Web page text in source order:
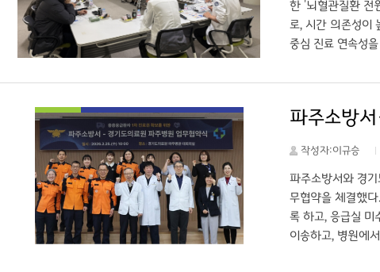
는 데 힘을 모으
한 '뇌혈관질환 전
로, 시간 의존성이
중심 진료 연속성
강한솔 과장 등 응
록 하는 핵심으로
동 마련하고 실무
파주소방
작성자:이규승
파주소방서와 경
무협약을 체결했
록 하고, 응급실
이송하고, 병원에